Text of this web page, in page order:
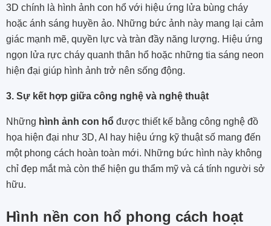
3D chính là hình ảnh con hổ với hiệu ứng lửa bùng cháy
hoặc ánh sáng huyền ảo. Những bức ảnh này mang lại cảm
giác mạnh mẽ, quyền lực và tràn đầy năng lượng. Hiệu ứng
ngọn lửa rực cháy quanh thân hổ hoặc những tia sáng neon
hiện đại giúp hình ảnh trở nên sống động.
3. Sự kết hợp giữa công nghệ và nghệ thuật
Những hình ảnh con hổ được thiết kế bằng công nghệ đồ
họa hiện đại như 3D, AI hay hiệu ứng kỹ thuật số mang đến
một phong cách hoàn toàn mới. Những bức hình này không
chỉ đẹp mắt mà còn thể hiện gu thẩm mỹ và cá tính người sở
hữu.
Hình nền con hổ phong cách hoạt